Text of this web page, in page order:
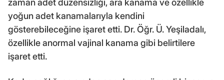
yoğun adet kanamalarıyla kendini
gösterebileceğine işaret etti. Dr. Öğr. Ü. Yeşiladalı,
özellikle anormal vajinal kanama gibi belirtilere
işaret etti.